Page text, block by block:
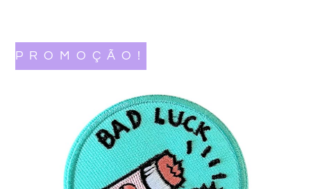
PROMOÇÃO!